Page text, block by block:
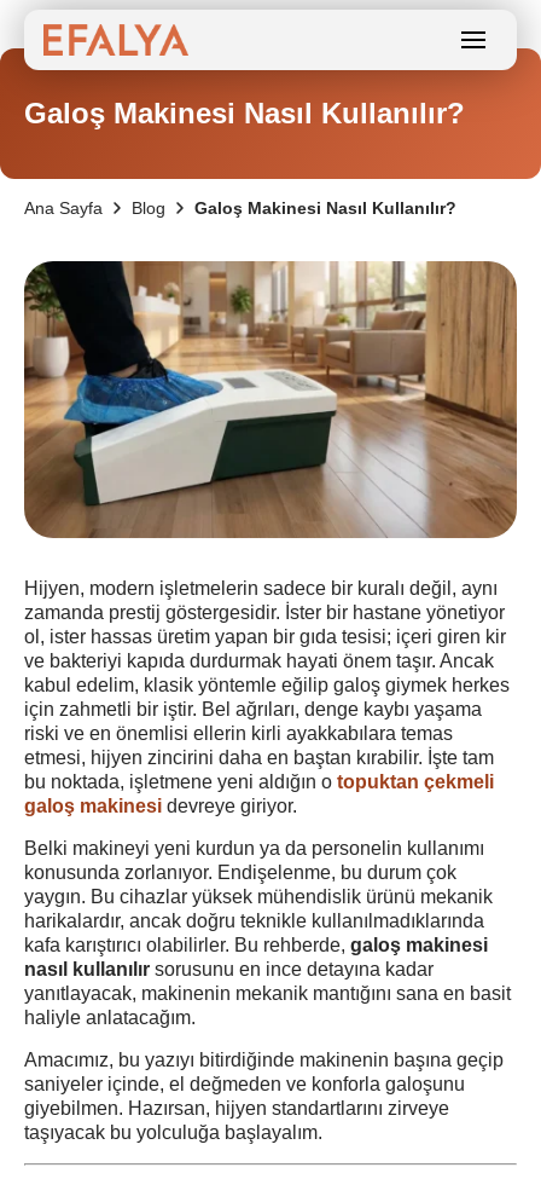
Galoş Makinesi Nasıl Kullanılır?
Ana Sayfa Blog Galoş Makinesi Nasıl Kullanılır?
Hijyen, modern işletmelerin sadece bir kuralı değil, aynı
zamanda prestij göstergesidir. İster bir hastane yönetiyor
ol, ister hassas üretim yapan bir gıda tesisi; içeri giren kir
ve bakteriyi kapıda durdurmak hayati önem taşır. Ancak
kabul edelim, klasik yöntemle eğilip galoş giymek herkes
için zahmetli bir iştir. Bel ağrıları, denge kaybı yaşama
riski ve en önemlisi ellerin kirli ayakkabılara temas
etmesi, hijyen zincirini daha en baştan kırabilir. İşte tam
bu noktada, işletmene yeni aldığın o topuktan çekmeli
galoş makinesi devreye giriyor.
Belki makineyi yeni kurdun ya da personelin kullanımı
konusunda zorlanıyor. Endişelenme, bu durum çok
yaygın. Bu cihazlar yüksek mühendislik ürünü mekanik
harikalardır, ancak doğru teknikle kullanılmadıklarında
kafa karıştırıcı olabilirler. Bu rehberde, galoş makinesi
nasıl kullanılır sorusunu en ince detayına kadar
yanıtlayacak, makinenin mekanik mantığını sana en basit
haliyle anlatacağım.
Amacımız, bu yazıyı bitirdiğinde makinenin başına geçip
saniyeler içinde, el değmeden ve konforla galoşunu
giyebilmen. Hazırsan, hijyen standartlarını zirveye
taşıyacak bu yolculuğa başlayalım.